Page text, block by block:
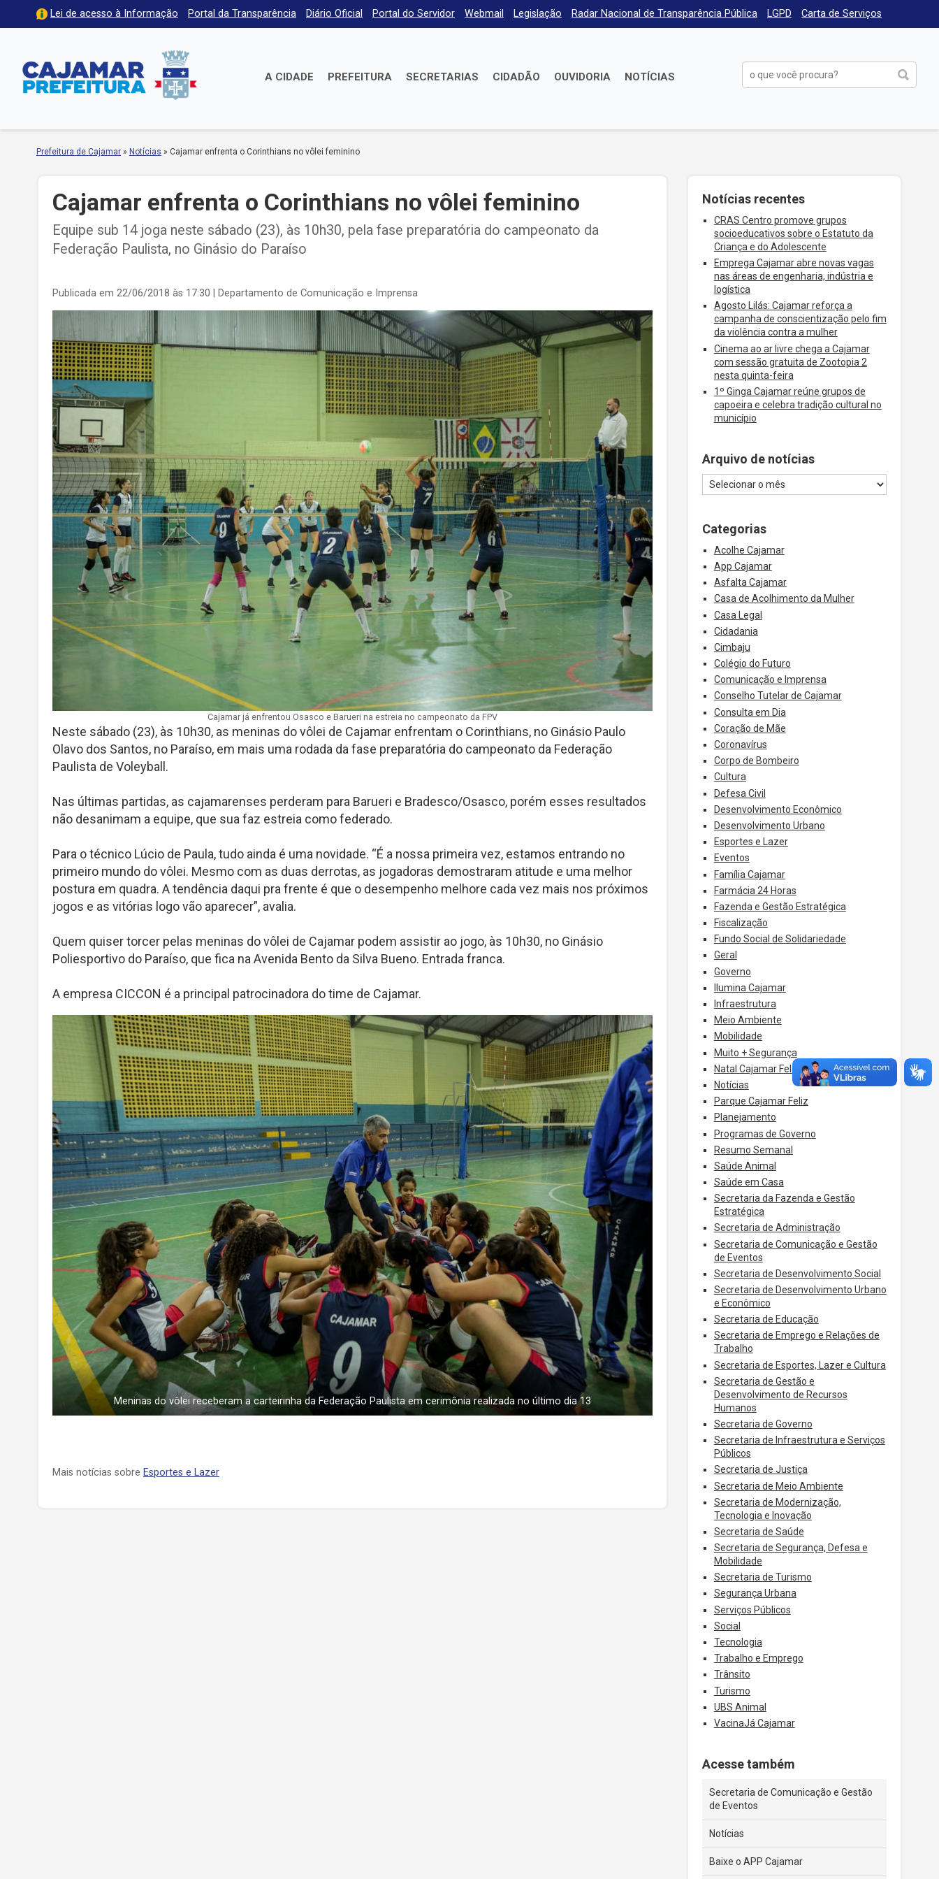
Lei de acesso à Informação Portal da Transparência Diário Oficial Portal do Servidor Webmail Legislação Radar Nacional de Transparência Pública LGPD Carta de Serviços
A CIDADE PREFEITURA SECRETARIAS CIDADÃO OUVIDORIA NOTÍCIAS
Prefeitura de Cajamar » Notícias » Cajamar enfrenta o Corinthians no vôlei feminino
Cajamar enfrenta o Corinthians no vôlei feminino
Equipe sub 14 joga neste sábado (23), às 10h30, pela fase preparatória do campeonato da
Federação Paulista, no Ginásio do Paraíso
Publicada em 22/06/2018 às 17:30 | Departamento de Comunicação e Imprensa
Cajamar já enfrentou Osasco e Barueri na estreia no campeonato da FPV
Neste sábado (23), às 10h30, as meninas do vôlei de Cajamar enfrentam o Corinthians, no Ginásio Paulo
Olavo dos Santos, no Paraíso, em mais uma rodada da fase preparatória do campeonato da Federação
Paulista de Voleyball.
Nas últimas partidas, as cajamarenses perderam para Barueri e Bradesco/Osasco, porém esses resultados
não desanimam a equipe, que sua faz estreia como federado.
Para o técnico Lúcio de Paula, tudo ainda é uma novidade. “É a nossa primeira vez, estamos entrando no
primeiro mundo do vôlei. Mesmo com as duas derrotas, as jogadoras demostraram atitude e uma melhor
postura em quadra. A tendência daqui pra frente é que o desempenho melhore cada vez mais nos próximos
jogos e as vitórias logo vão aparecer”, avalia.
Quem quiser torcer pelas meninas do vôlei de Cajamar podem assistir ao jogo, às 10h30, no Ginásio
Poliesportivo do Paraíso, que fica na Avenida Bento da Silva Bueno. Entrada franca.
A empresa CICCON é a principal patrocinadora do time de Cajamar.
Meninas do vôlei receberam a carteirinha da Federação Paulista em cerimônia realizada no último dia 13
Mais notícias sobre Esportes e Lazer
Notícias recentes
CRAS Centro promove grupos
socioeducativos sobre o Estatuto da
Criança e do Adolescente
Emprega Cajamar abre novas vagas
nas áreas de engenharia, indústria e
logística
Agosto Lilás: Cajamar reforça a
campanha de conscientização pelo fim
da violência contra a mulher
Cinema ao ar livre chega a Cajamar
com sessão gratuita de Zootopia 2
nesta quinta-feira
1º Ginga Cajamar reúne grupos de
capoeira e celebra tradição cultural no
município
Arquivo de notícias
Categorias
Acolhe Cajamar
App Cajamar
Asfalta Cajamar
Casa de Acolhimento da Mulher
Casa Legal
Cidadania
Cimbaju
Colégio do Futuro
Comunicação e Imprensa
Conselho Tutelar de Cajamar
Consulta em Dia
Coração de Mãe
Coronavírus
Corpo de Bombeiro
Cultura
Defesa Civil
Desenvolvimento Econômico
Desenvolvimento Urbano
Esportes e Lazer
Eventos
Família Cajamar
Farmácia 24 Horas
Fazenda e Gestão Estratégica
Fiscalização
Fundo Social de Solidariedade
Geral
Governo
Ilumina Cajamar
Infraestrutura
Meio Ambiente
Mobilidade
Muito + Segurança
Natal Cajamar Feliz
Notícias
Parque Cajamar Feliz
Planejamento
Programas de Governo
Resumo Semanal
Saúde Animal
Saúde em Casa
Secretaria da Fazenda e Gestão
Estratégica
Secretaria de Administração
Secretaria de Comunicação e Gestão
de Eventos
Secretaria de Desenvolvimento Social
Secretaria de Desenvolvimento Urbano
e Econômico
Secretaria de Educação
Secretaria de Emprego e Relações de
Trabalho
Secretaria de Esportes, Lazer e Cultura
Secretaria de Gestão e
Desenvolvimento de Recursos
Humanos
Secretaria de Governo
Secretaria de Infraestrutura e Serviços
Públicos
Secretaria de Justiça
Secretaria de Meio Ambiente
Secretaria de Modernização,
Tecnologia e Inovação
Secretaria de Saúde
Secretaria de Segurança, Defesa e
Mobilidade
Secretaria de Turismo
Segurança Urbana
Serviços Públicos
Social
Tecnologia
Trabalho e Emprego
Trânsito
Turismo
UBS Animal
VacinaJá Cajamar
Acesse também
Secretaria de Comunicação e Gestão
de Eventos
Notícias
Baixe o APP Cajamar